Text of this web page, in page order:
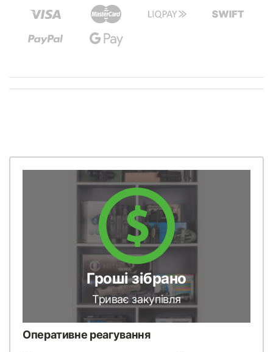
Гроші зібрано
Триває закупівля
Оперативне реагування